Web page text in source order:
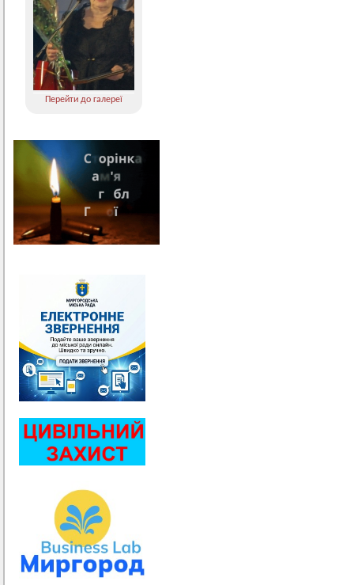
Перейти до галереї